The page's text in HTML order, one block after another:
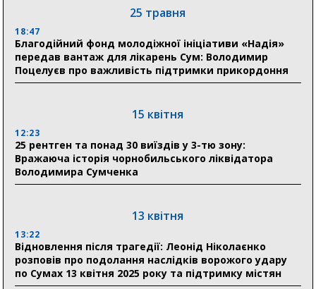
Сумщини пояснив, як отримати допомогу на зиму
17:52
«Укрексімбанк» припиняє виплату пенсій: у
Пенсійному фонді Сумщини пояснили, що робити
людям
відзнаки «Почесного громадянина міста Суми»
30 липня
Сумська клінічна лікарня Святого Пантелеймона
18:33
Олексій Романько долучився до обговорення Плану
стійкості Сумщини з Прем’єр-міністром
25 травня
18:47
Благодійний фонд молодіжної ініціативи «Надія»
передав вантаж для лікарень Сум: Володимир
Поцелуєв про важливість підтримки прикордоння
15 квітня
12:23
25 рентген та понад 30 виїздів у 3-тю зону:
Вражаюча історія чорнобильського ліквідатора
Володимира Сумченка
13 квітня
13:22
Відновлення після трагедії: Леонід Ніколаєнко
розповів про подолання наслідків ворожого удару
по Сумах 13 квітня 2025 року та підтримку містян